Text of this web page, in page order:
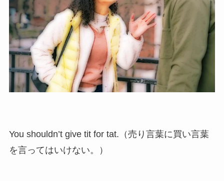
You shouldn’t give tit for tat.（売り言葉に買い言葉
を言ってはいけない。）